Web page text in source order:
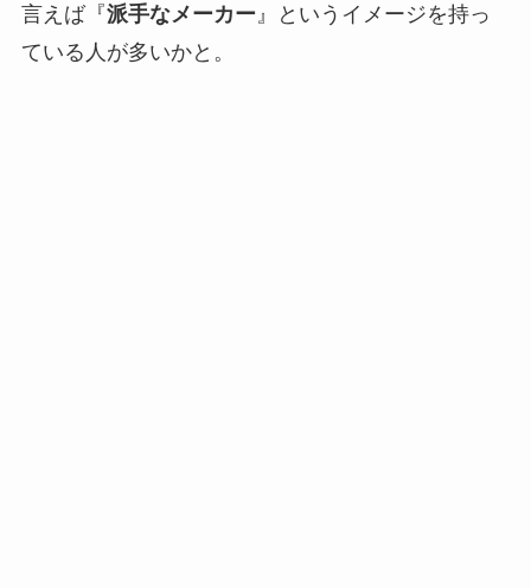
言えば『派手なメーカー 』というイメージを持っ
ている人が多いかと。